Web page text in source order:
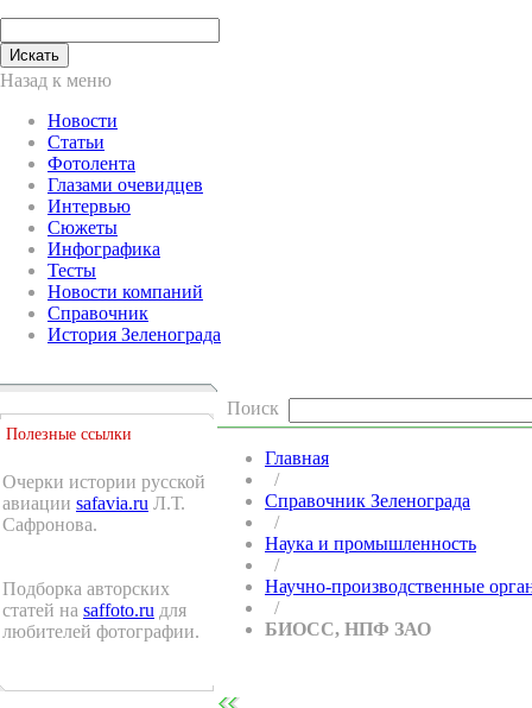
Назад к меню
Новости
Статьи
Фотолента
Глазами очевидцев
Интервью
Сюжеты
Инфографика
Тесты
Новости компаний
Справочник
История Зеленограда
Полезные ссылки
Очерки истории русской
авиации safavia.ru Л.Т.
Сафронова.
Подборка авторских
статей на saffoto.ru для
любителей фотографии.
Поиск
Главная
/
Справочник Зеленограда
/
Наука и промышленность
/
Научно-производственные
/
БИОСС, НПФ ЗАО